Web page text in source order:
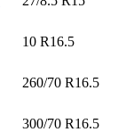
10 R16.5
260/70 R16.5
300/70 R16.5